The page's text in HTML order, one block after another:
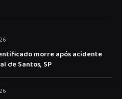
morre após acidente
de Santos, SP